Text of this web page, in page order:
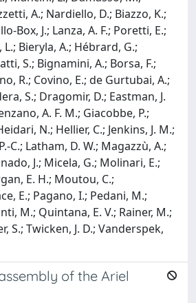
A.; Nardiello, D.; Biazzo, K.;
Box, J.; Lanza, A. F.; Poretti, E.;
L.; Bieryla, A.; Hébrard, G.;
S.; Bignamini, A.; Borsa, F.;
R.; Covino, E.; de Gurtubai, A.;
S.; Dragomir, D.; Eastman, J.
A. F. M.; Giacobbe, P.;
N.; Hellier, C.; Jenkins, J. M.;
C.; Latham, D. W.; Magazzù, A.;
J.; Micela, G.; Molinari, E.;
E. H.; Moutou, C.;
E.; Pagano, I.; Pedani, M.;
M.; Quintana, E. V.; Rainer, M.;
S.; Twicken, J. D.; Vanderspek,
of the Ariel